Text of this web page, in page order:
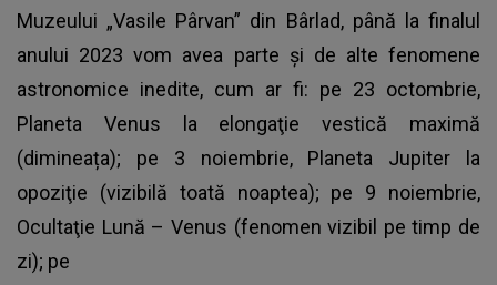
Muzeului „Vasile Pârvan” din Bârlad, până la finalul
anului 2023 vom avea parte și de alte fenomene
astronomice inedite, cum ar fi: pe 23 octombrie,
Planeta Venus la elongaţie vestică maximă
(dimineața); pe 3 noiembrie, Planeta Jupiter la
opoziţie (vizibilă toată noaptea); pe 9 noiembrie,
Ocultaţie Lună – Venus (fenomen vizibil pe timp de
zi); pe